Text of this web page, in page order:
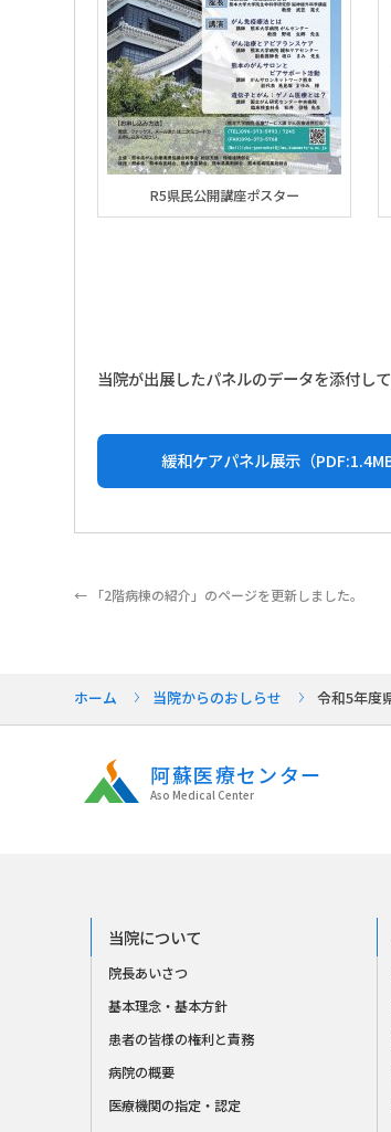
R5県民公開講座ポスター
当院が出展したパネルのデータを添付し
緩和ケアパネル展示（PDF:1.4MB
← 「2階病棟の紹介」のページを更新しました。
ホーム 当院からのおしらせ 令和5年度
阿蘇医療センター
Aso Medical Center
当院について
院長あいさつ
基本理念・基本方針
患者の皆様の権利と責務
病院の概要
医療機関の指定・認定